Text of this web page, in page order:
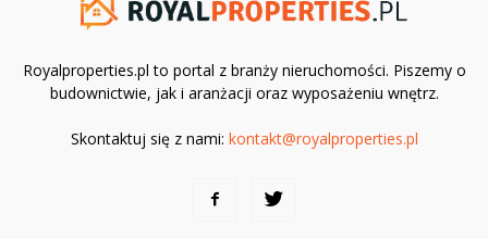
Royalproperties.pl to portal z branży nieruchomości. Piszemy o
budownictwie, jak i aranżacji oraz wyposażeniu wnętrz.
Skontaktuj się z nami: kontakt@royalproperties.pl